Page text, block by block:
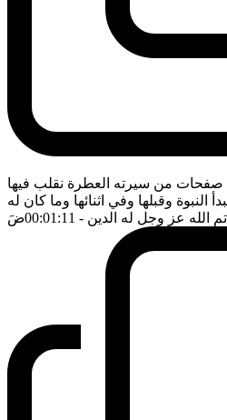
صفحات من سيرته العطرة نقلب فيها
النبوة وقبلها وفي اثنائها وما كان له
الله عز وجل له الدين - 00:01:11 ضَ